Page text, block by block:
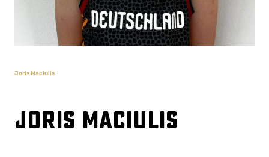
Joris Maciulis
Joris Maciulis